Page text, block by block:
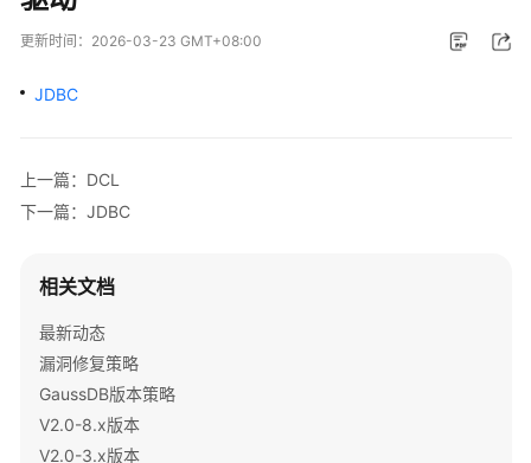
新
动
告
介
绍
计
费
说
明
更新时间： 2026-03-23 GMT+08:00
JDBC
上一篇：DCL
下一篇：JDBC
相关文档
最新动态
漏洞修复策略
GaussDB版本策略
V2.0-8.x版本
V2.0-3.x版本